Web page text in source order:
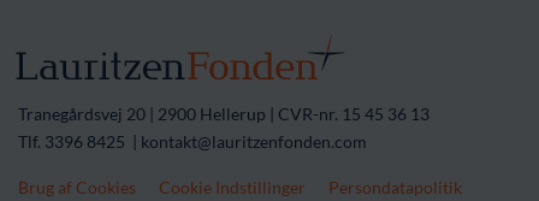
Tranegårdsvej 20 | 2900 Hellerup | CVR-nr. 15 45 36 13
Tlf. 3396 8425 | kontakt@lauritzenfonden.com
Brug af Cookies Cookie Indstillinger Persondatapolitik